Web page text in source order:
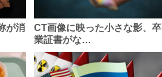
が消
CT画像に映った小さな影、卒
業証書がな…